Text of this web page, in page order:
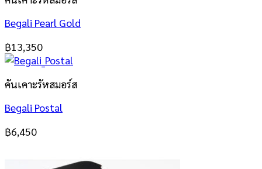
Begali Pearl Gold
฿13,350
คันเคาะรัหสมอร์ส
Begali Postal
฿6,450